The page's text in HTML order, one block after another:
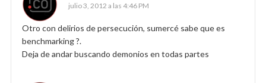
julio 3, 2012 a las 4:46 PM
Otro con delirios de persecución, sumercé sabe que es
benchmarking ?.
Deja de andar buscando demonios en todas partes